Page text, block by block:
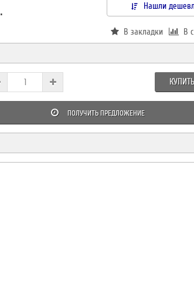
Нашли
В закладки В
КУПИТЬ
ПОЛУЧИТЬ ПРЕДЛОЖЕНИЕ